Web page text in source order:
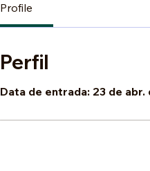
Profile
Perfil
Data de entrada: 23 de abr.